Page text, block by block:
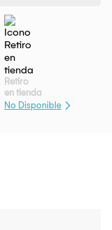
Retiro
en tienda
No Disponible